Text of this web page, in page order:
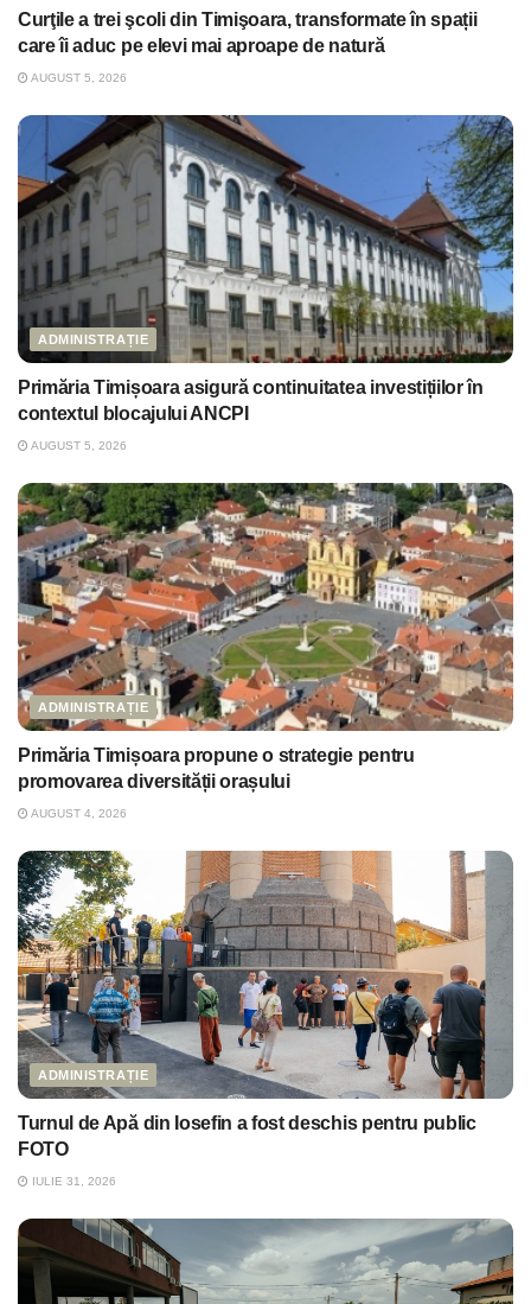
Curţile a trei şcoli din Timişoara, transformate în spații
care îi aduc pe elevi mai aproape de natură
AUGUST 5, 2026
ADMINISTRAȚIE
Primăria Timișoara asigură continuitatea investițiilor în
contextul blocajului ANCPI
AUGUST 5, 2026
ADMINISTRAȚIE
Primăria Timișoara propune o strategie pentru
promovarea diversității orașului
AUGUST 4, 2026
ADMINISTRAȚIE
Turnul de Apă din Iosefin a fost deschis pentru public
FOTO
IULIE 31, 2026